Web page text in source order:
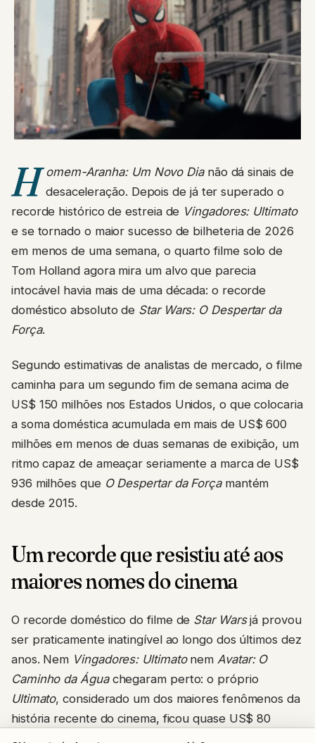
H omem-Aranha: Um Novo Dianão dá sinais de
desaceleração. Depois de já ter superado o
recorde histórico de estreia de Vingadores: Ultimato
e se tornado o maior sucesso de bilheteria de 2026
em menos de uma semana, o quarto filme solo de
Tom Holland agora mira um alvo que parecia
intocável havia mais de uma década: o recorde
doméstico absoluto de Star Wars: O Despertar da
Força.
Segundo estimativas de analistas de mercado, o filme
caminha para um segundo fim de semana acima de
US$ 150 milhões nos Estados Unidos, o que colocaria
a soma doméstica acumulada em mais de US$ 600
milhões em menos de duas semanas de exibição, um
ritmo capaz de ameaçar seriamente a marca de US$
936 milhões que O Despertar da Forçamantém
desde 2015.
Um recorde que resistiu até aos
maiores nomes do cinema
O recorde doméstico do filme de Star Warsjá provou
ser praticamente inatingível ao longo dos últimos dez
anos. Nem Vingadores: UltimatonemAvatar: O
Caminho da Águachegaram perto: o próprio
Ultimato, considerado um dos maiores fenômenos da
história recente do cinema, ficou quase US$ 80
milhões abaixo da marca.